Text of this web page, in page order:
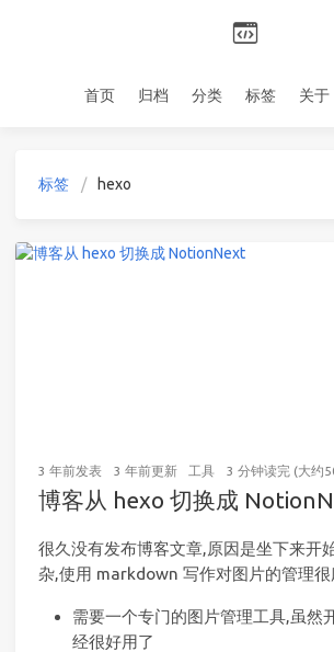
首页 归档 分类 标签 关于
标签 hexo
3 年前发表 3 年前更新 工具 3 分钟读完 (大约
博客从 hexo 切换成
很久没有发布博客文章,原因是坐下来开
杂,使用 markdown 写作对图片的管理很
需要一个专门的图片管理工具,虽然
经很好用了